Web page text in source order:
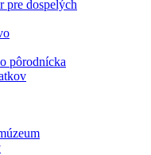
pre dospelých
pôrodnícka